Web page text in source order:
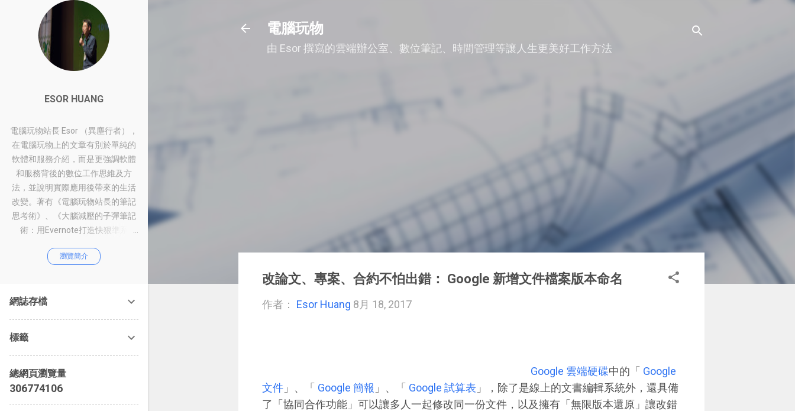
電腦玩物
由 Esor 撰寫的雲端辦公室、數位筆記、時間管理等讓人生更美好工作方法
改論文、專案、合約不怕出錯： Google 新增文件檔案版本命名
作者： Esor Huang 8月 18, 2017
Google 雲端硬碟中的「 Google
文件 」、「 Google 簡報 」、「 Google 試算表 」，除了是線上的文書編輯系統外，還具備
了「協同合作功能」可以讓多人一起修改同一份文件，以及擁有「無限版本還原」讓改錯
ESOR HUANG
電腦玩物站長 Esor （異塵行者），
在電腦玩物上的文章有別於單純的
軟體和服務介紹，而是更強調軟體
和服務背後的數位工作思維及方
法，並說明實際應用後帶來的生活
改變。著有《電腦玩物站長的筆記
思考術》、《大腦減壓的子彈筆記
術：用Evernote打造快狠準系
作術：從職場到人生的100個聰明
瀏覽簡介
網誌存檔
標籤
總網頁瀏覽量
306774106